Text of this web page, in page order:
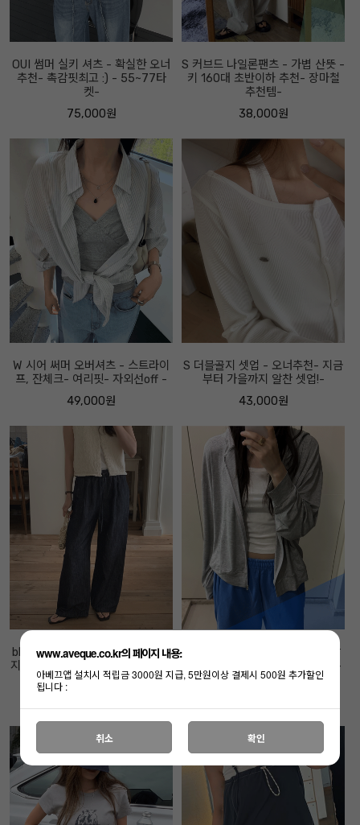
OUI 썸머 실키 셔츠 - 확실한 오너
추천- 촉감핏최고 :) - 55~77타
켓-
75,000원
S 커브드 나일론팬츠 - 가볍 산뜻 -
키 160대 초반이하 추천- 장마철
추천템-
38,000원
W 시어 써머 오버셔츠 - 스트라이
프, 잔체크- 여리핏- 자외선off -
49,000원
S 더블골지 셋업 - 오너추천- 지금
부터 가을까지 알찬 셋업!-
43,000원
bk 린넨 블루워싱 데님 - 한여름까
지 가볍게- 탄탄밴딩-오너추천- 핏
보장-
ROW 라이트 후드 집업 - 심플 찰
랑이는 후드 드물어요- 오너추천-
재입고 :)
www.aveque.co.kr의 페이지 내용:
아베끄앱 설치시 적립금 3000원 지급, 5만원이상 결제시 500원 추가할인
됩니다 :
취소 확인